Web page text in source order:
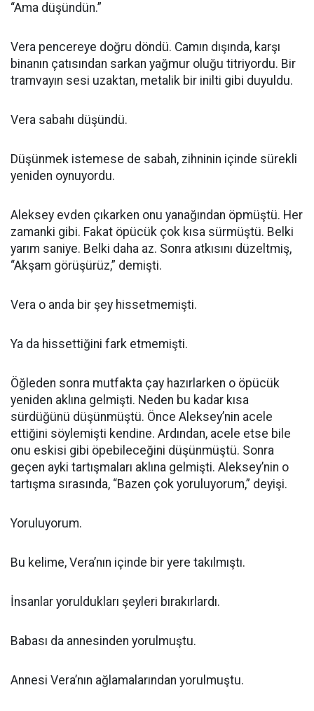
“Ama düşündün.”
Vera pencereye doğru döndü. Camın dışında, karşı
binanın çatısından sarkan yağmur oluğu titriyordu. Bir
tramvayın sesi uzaktan, metalik bir inilti gibi duyuldu.
Vera sabahı düşündü.
Düşünmek istemese de sabah, zihninin içinde sürekli
yeniden oynuyordu.
Aleksey evden çıkarken onu yanağından öpmüştü. Her
zamanki gibi. Fakat öpücük çok kısa sürmüştü. Belki
yarım saniye. Belki daha az. Sonra atkısını düzeltmiş,
“Akşam görüşürüz,” demişti.
Vera o anda bir şey hissetmemişti.
Ya da hissettiğini fark etmemişti.
Öğleden sonra mutfakta çay hazırlarken o öpücük
yeniden aklına gelmişti. Neden bu kadar kısa
sürdüğünü düşünmüştü. Önce Aleksey’nin acele
ettiğini söylemişti kendine. Ardından, acele etse bile
onu eskisi gibi öpebileceğini düşünmüştü. Sonra
geçen ayki tartışmaları aklına gelmişti. Aleksey’nin o
tartışma sırasında, “Bazen çok yoruluyorum,” deyişi.
Yoruluyorum.
Bu kelime, Vera’nın içinde bir yere takılmıştı.
İnsanlar yoruldukları şeyleri bırakırlardı.
Babası da annesinden yorulmuştu.
Annesi Vera’nın ağlamalarından yorulmuştu.